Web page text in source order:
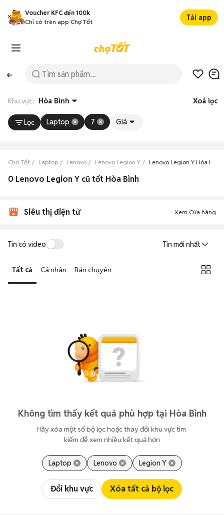
Voucher KFC đến 100k
Chỉ có trên app Chợ Tốt
Tải app
Khu vực: Hòa Bình Xoá lọc
Lọc Laptop 7 Giá
Chợ Tốt Laptop Lenovo Lenovo Legion Y Lenovo Legion Y Hòa Bình
0 Lenovo Legion Y cũ tốt Hòa Bình
Siêu thị điện tử Xem Cửa hàng
Tin có video Tin mới nhất
Tất cả Cá nhân Bán chuyên
Không tìm thấy kết quả phù hợp tại Hòa Bình
Hãy xóa một số bộ lọc hoặc thay đổi khu vực tìm
kiếm để xem nhiều kết quả hơn
Laptop Lenovo Legion Y
Đổi khu vực Xóa tất cả bộ lọc